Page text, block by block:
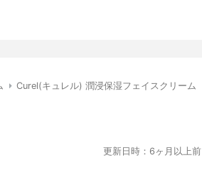
Curel(キュレル) 潤浸保湿フェイスクリーム
更新日時：6ヶ月以上前